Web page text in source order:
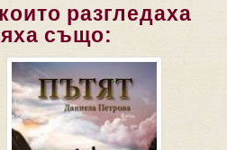
разгледаха
също: